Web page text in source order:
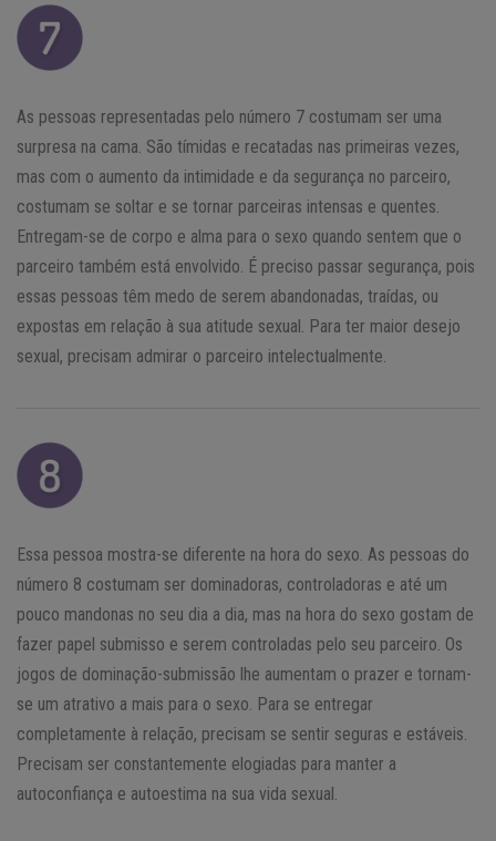
As pessoas representadas pelo número 7 costumam ser uma
surpresa na cama. São tímidas e recatadas nas primeiras vezes,
mas com o aumento da intimidade e da segurança no parceiro,
costumam se soltar e se tornar parceiras intensas e quentes.
Entregam-se de corpo e alma para o sexo quando sentem que o
parceiro também está envolvido. É preciso passar segurança, pois
essas pessoas têm medo de serem abandonadas, traídas, ou
expostas em relação à sua atitude sexual. Para ter maior desejo
sexual, precisam admirar o parceiro intelectualmente.
Essa pessoa mostra-se diferente na hora do sexo. As pessoas do
número 8 costumam ser dominadoras, controladoras e até um
pouco mandonas no seu dia a dia, mas na hora do sexo gostam de
fazer papel submisso e serem controladas pelo seu parceiro. Os
jogos de dominação-submissão lhe aumentam o prazer e tornam-
se um atrativo a mais para o sexo. Para se entregar
completamente à relação, precisam se sentir seguras e estáveis.
Precisam ser constantemente elogiadas para manter a
autoconfiança e autoestima na sua vida sexual.